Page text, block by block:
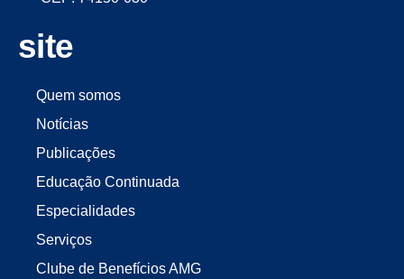
site
Quem somos
Notícias
Publicações
Educação Continuada
Especialidades
Serviços
Clube de Benefícios AMG